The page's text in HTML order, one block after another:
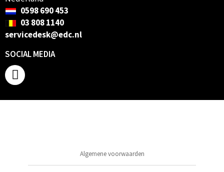
0598 690 453
03 808 1140
servicedesk@edc.nl
SOCIAL MEDIA
Algemene voorwaarden